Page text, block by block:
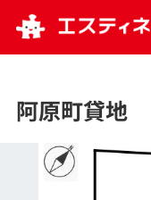
阿原町貸地